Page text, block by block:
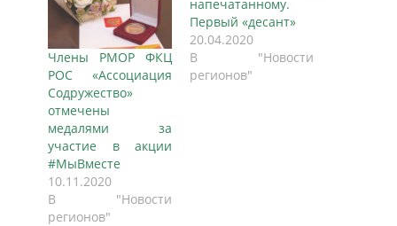
Члены РМОР ФКЦ
РОС «Ассоциация
Содружество»
отмечены
медалями за
участие в акции
#МыВместе
10.11.2020
В "Новости
регионов"
напечатанному.
Первый «десант»
20.04.2020
В "Новости
регионов"